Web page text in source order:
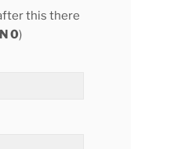
this there
0)